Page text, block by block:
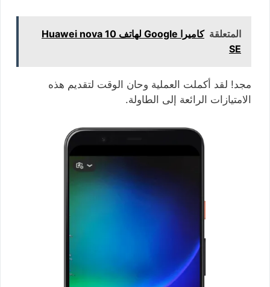
المتعلقة
كاميرا Google لهاتف Huawei nova 10
SE
مجد! لقد أكملت العملية وحان الوقت لتقديم هذه
الامتيازات الرائعة إلى الطاولة.